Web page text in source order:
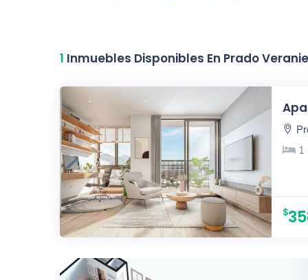
1 Inmuebles Disponibles En Prado
1